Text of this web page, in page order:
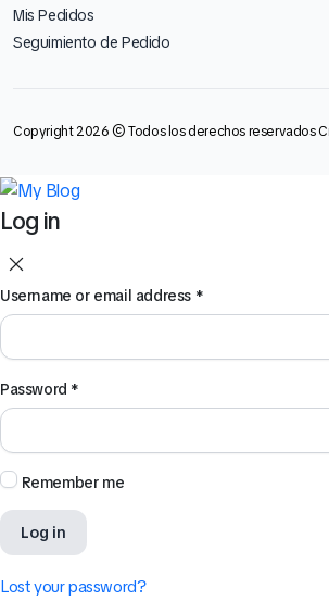
Mis Pedidos
Seguimiento de Pedido
Copyright 2026 © Todos los derechos reservados
Log in
Username or email address *
Password *
Remember me
Log in
Lost your password?